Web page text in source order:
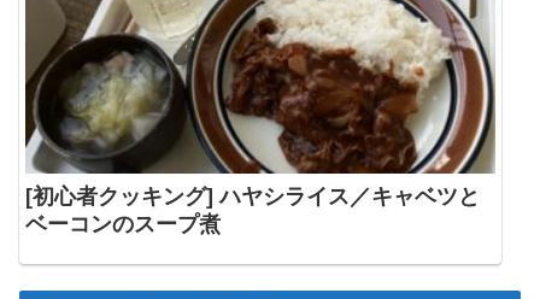
[初心者クッキング] ハヤシライス／キャベツと
ベーコンのスープ煮